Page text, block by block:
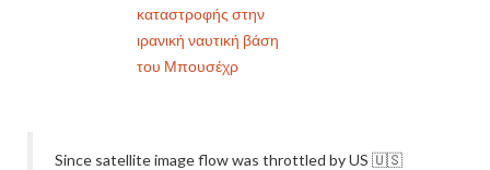
καταστροφής στην
ιρανική ναυτική βάση
του Μπουσέχρ
Since satellite image flow was throttled by US 🇺🇸